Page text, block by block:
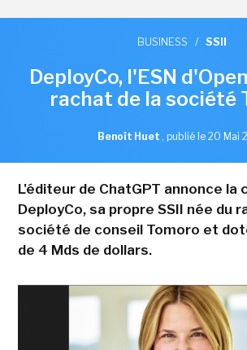
BUSINESS / SSII
DeployCo, l'ESN
rachat de la société
Benoît Huet , publié le 20 Mai
L'éditeur de ChatGPT annonce la
DeployCo, sa propre SSII née du
société de conseil Tomoro et
de 4 Mds de dollars.